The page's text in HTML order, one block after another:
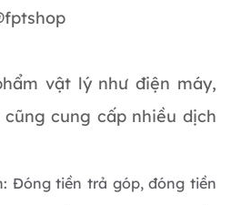
vật lý như điện máy,
cũng cung cấp nhiều dịch
Đóng tiền trả góp, đóng tiền